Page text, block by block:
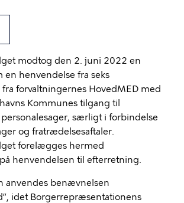
modtog den 2. juni 2022 en
en henvendelse fra seks
forvaltningernes HovedMED med
Kommunes tilgang til
særligt i forbindelse
og fratrædelsesaftaler.
forelægges hermed
henvendelsen til efterretning.
anvendes benævnelsen
idet Borgerrepræsentationens